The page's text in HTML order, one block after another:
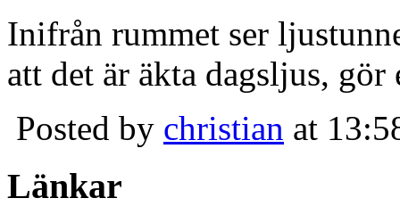
Inifrån rummet ser
att det är äkta dagsljus,
Posted by christian at
Länkar